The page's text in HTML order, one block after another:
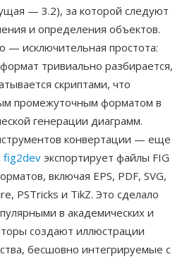
— 3.2), за которой следуют
и определения объектов.
— исключительная простота:
тривиально разбирается,
скриптами, что
промежуточным форматом в
генерации диаграмм.
конвертации — еще
fig2dev экспортирует файлы FIG
включая EPS, PDF, SVG,
PSTricks и TikZ. Это сделало
в академических и
создают иллюстрации
бесшовно интегрируемые с